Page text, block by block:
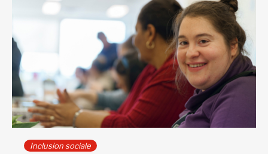
Inclusion sociale